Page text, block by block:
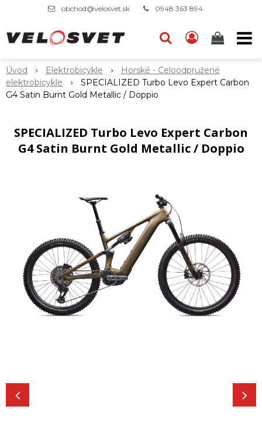
obchod@velosvet.sk 0948 363 894
Úvod Elektrobicykle
Horské - Celoodpružené
elektrobicykle
SPECIALIZED Turbo Levo Expert Carbon
G4 Satin Burnt Gold Metallic / Doppio
SPECIALIZED Turbo Levo Expert Carbon
G4 Satin Burnt Gold Metallic / Doppio